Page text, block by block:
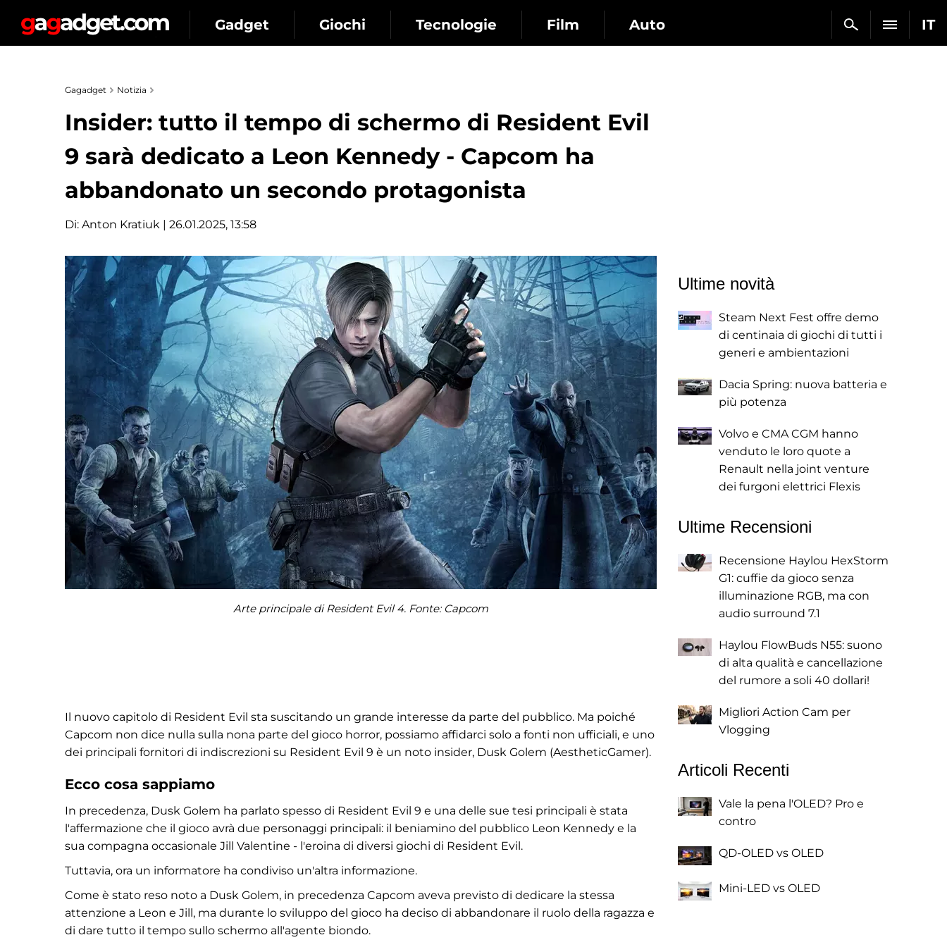
IT
Gadget Giochi Tecnologie Film Auto
Gagadget Notizia
Insider: tutto il tempo di schermo di Resident Evil
9 sarà dedicato a Leon Kennedy - Capcom ha
abbandonato un secondo protagonista
Di: Anton Kratiuk | 26.01.2025, 13:58
Arte principale di Resident Evil 4. Fonte: Capcom
Il nuovo capitolo di Resident Evil sta suscitando un grande interesse da parte del pubblico. Ma poiché
Capcom non dice nulla sulla nona parte del gioco horror, possiamo affidarci solo a fonti non ufficiali, e uno
dei principali fornitori di indiscrezioni su Resident Evil 9 è un noto insider, Dusk Golem (AestheticGamer).
Ecco cosa sappiamo
In precedenza, Dusk Golem ha parlato spesso di Resident Evil 9 e una delle sue tesi principali è stata
l'affermazione che il gioco avrà due personaggi principali: il beniamino del pubblico Leon Kennedy e la
sua compagna occasionale Jill Valentine - l'eroina di diversi giochi di Resident Evil.
Tuttavia, ora un informatore ha condiviso un'altra informazione.
Come è stato reso noto a Dusk Golem, in precedenza Capcom aveva previsto di dedicare la stessa
attenzione a Leon e Jill, ma durante lo sviluppo del gioco ha deciso di abbandonare il ruolo della ragazza e
di dare tutto il tempo sullo schermo all'agente biondo.
Ultime novità
Steam Next Fest offre demo
di centinaia di giochi di tutti i
generi e ambientazioni
Dacia Spring: nuova batteria e
più potenza
Volvo e CMA CGM hanno
venduto le loro quote a
Renault nella joint venture
dei furgoni elettrici Flexis
Ultime Recensioni
Recensione Haylou HexStorm
G1: cuffie da gioco senza
illuminazione RGB, ma con
audio surround 7.1
Haylou FlowBuds N55: suono
di alta qualità e cancellazione
del rumore a soli 40 dollari!
Migliori Action Cam per
Vlogging
Articoli Recenti
Vale la pena l'OLED? Pro e
contro
QD-OLED vs OLED
Mini-LED vs OLED